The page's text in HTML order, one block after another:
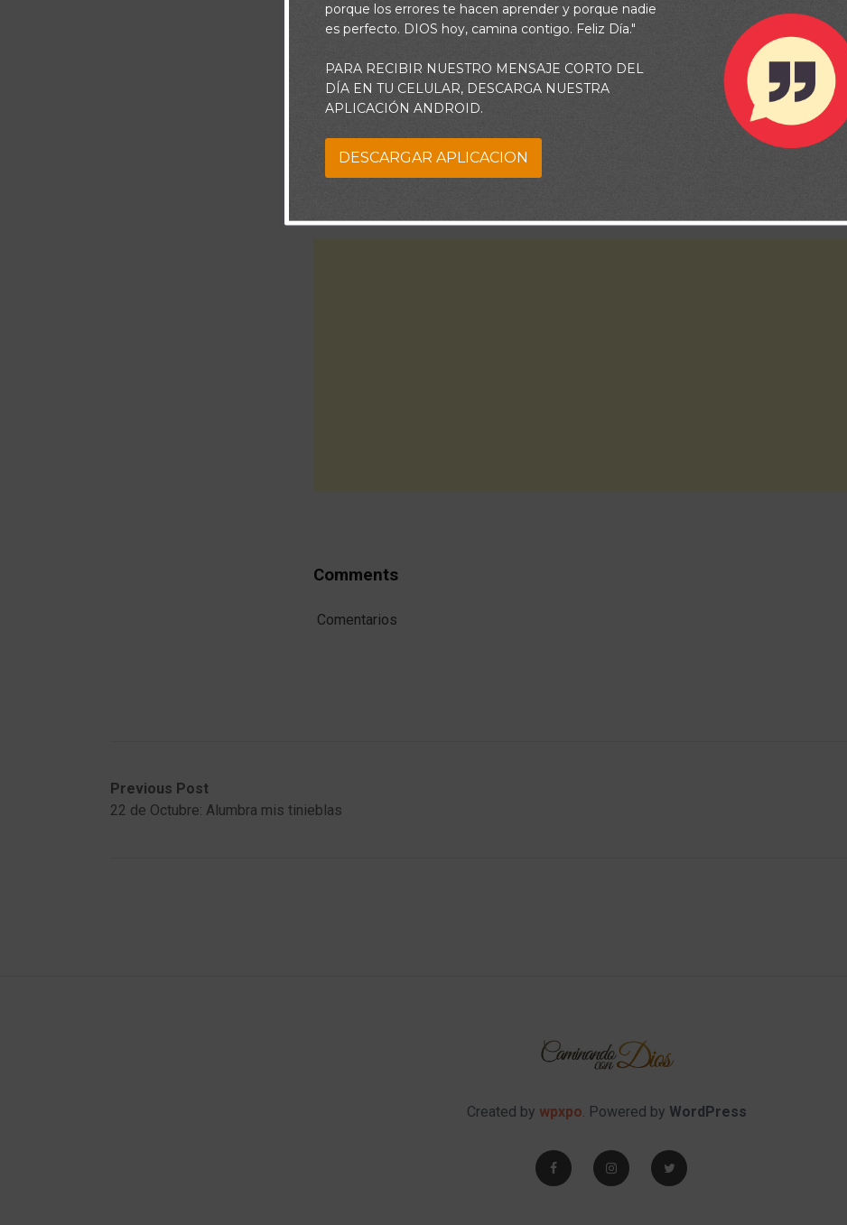
Comments
Comentarios
Previous Post
22 de Octubre: Alumbra mis tinieblas
Created by wpxpo. Powered by WordPress
porque los errores te hacen aprender y porque nadie
es perfecto. DIOS hoy, camina contigo. Feliz Día."
PARA RECIBIR NUESTRO MENSAJE CORTO DEL
DÍA EN TU CELULAR, DESCARGA NUESTRA
APLICACIÓN ANDROID.
DESCARGAR APLICACION